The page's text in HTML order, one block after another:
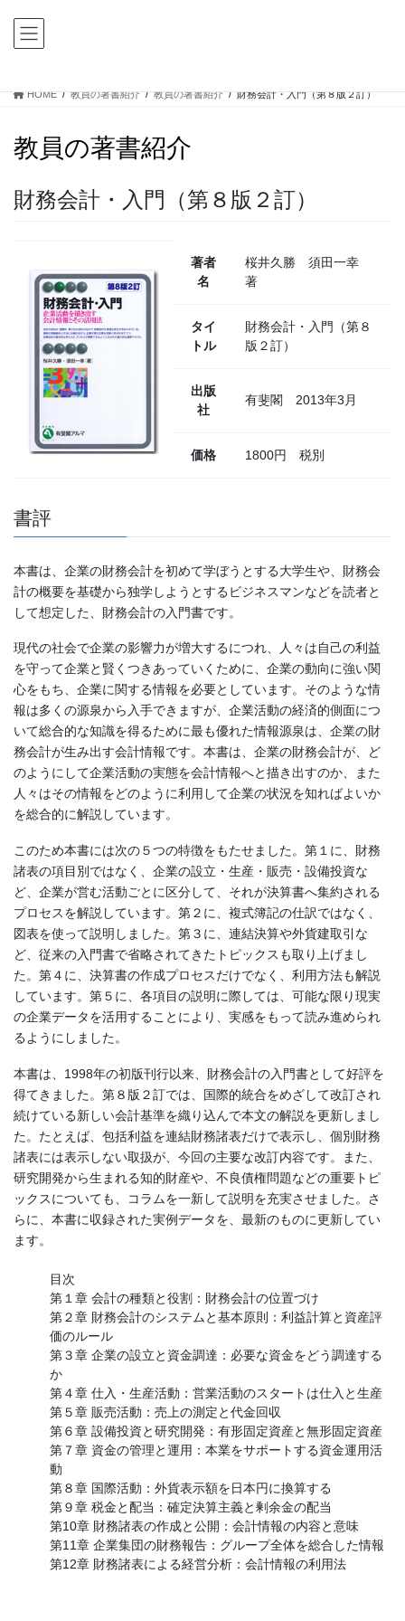
HOME 教員の著書紹介 教員の著書紹介 財務会計・入門（第８版２訂）
教員の著書紹介
財務会計・入門（第８版２訂）
著者
名
桜井久勝 須田一幸
著
タイ
トル
財務会計・入門（第８
版２訂）
出版
社
有斐閣 2013年3月
価格 1800円 税別
書評
本書は、企業の財務会計を初めて学ぼうとする大学生や、財務会
計の概要を基礎から独学しようとするビジネスマンなどを読者と
して想定した、財務会計の入門書です。
現代の社会で企業の影響力が増大するにつれ、人々は自己の利益
を守って企業と賢くつきあっていくために、企業の動向に強い関
心をもち、企業に関する情報を必要としています。そのような情
報は多くの源泉から入手できますが、企業活動の経済的側面につ
いて総合的な知識を得るために最も優れた情報源泉は、企業の財
務会計が生み出す会計情報です。本書は、企業の財務会計が、ど
のようにして企業活動の実態を会計情報へと描き出すのか、また
人々はその情報をどのように利用して企業の状況を知ればよいか
を総合的に解説しています。
このため本書には次の５つの特徴をもたせました。第１に、財務
諸表の項目別ではなく、企業の設立・生産・販売・設備投資な
ど、企業が営む活動ごとに区分して、それが決算書へ集約される
プロセスを解説しています。第２に、複式簿記の仕訳ではなく、
図表を使って説明しました。第３に、連結決算や外貨建取引な
ど、従来の入門書で省略されてきたトピックスも取り上げまし
た。第４に、決算書の作成プロセスだけでなく、利用方法も解説
しています。第５に、各項目の説明に際しては、可能な限り現実
の企業データを活用することにより、実感をもって読み進められ
るようにしました。
本書は、1998年の初版刊行以来、財務会計の入門書として好評を
得てきました。第８版２訂では、国際的統合をめざして改訂され
続けている新しい会計基準を織り込んで本文の解説を更新しまし
た。たとえば、包括利益を連結財務諸表だけで表示し、個別財務
諸表には表示しない取扱が、今回の主要な改訂内容です。また、
研究開発から生まれる知的財産や、不良債権問題などの重要トピ
ックスについても、コラムを一新して説明を充実させました。さ
らに、本書に収録された実例データを、最新のものに更新してい
ます。
目次
第１章 会計の種類と役割：財務会計の位置づけ
第２章 財務会計のシステムと基本原則：利益計算と資産評
価のルール
第３章 企業の設立と資金調達：必要な資金をどう調達する
か
第４章 仕入・生産活動：営業活動のスタートは仕入と生産
第５章 販売活動：売上の測定と代金回収
第６章 設備投資と研究開発：有形固定資産と無形固定資産
第７章 資金の管理と運用：本業をサポートする資金運用活
動
第８章 国際活動：外貨表示額を日本円に換算する
第９章 税金と配当：確定決算主義と剰余金の配当
第10章 財務諸表の作成と公開：会計情報の内容と意味
第11章 企業集団の財務報告：グループ全体を総合した情報
第12章 財務諸表による経営分析：会計情報の利用法